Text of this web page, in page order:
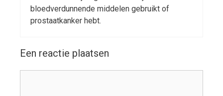
bloedverdunnende middelen gebruikt of
prostaatkanker hebt.
Een reactie plaatsen